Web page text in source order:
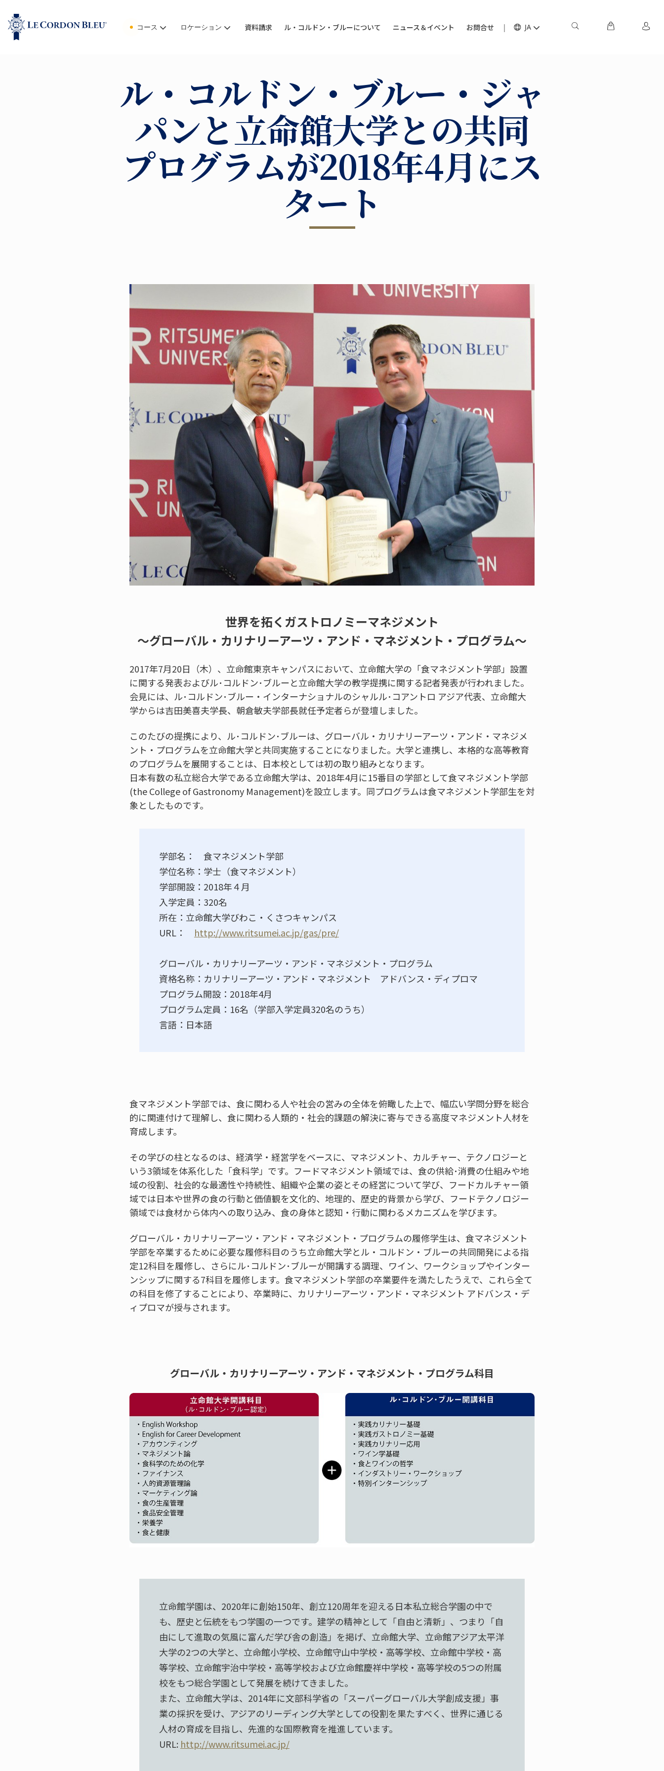
コース ロケーション 資料請求 ル・コルドン・ブルーについて ニュース＆イベント お問合せ JA
ル・コルドン・ブルー・ジャ
パンと立命館大学との共同
プログラムが2018年4月にス
タート
世界を拓くガストロノミーマネジメント
～グローバル・カリナリーアーツ・アンド・マネジメント・プログラム～
2017年7月20日（木）、立命館東京キャンパスにおいて、立命館大学の「食マネジメント学部」設置
に関する発表およびル･コルドン･ブルーと立命館大学の教学提携に関する記者発表が行われました。
会見には、ル･コルドン･ブルー・インターナショナルのシャルル･コアントロ アジア代表、立命館大
学からは吉田美喜夫学長、朝倉敏夫学部長就任予定者らが登壇しました。
このたびの提携により、ル･コルドン･ブルーは、グローバル・カリナリーアーツ・アンド・マネジメ
ント・プログラムを立命館大学と共同実施することになりました。大学と連携し、本格的な高等教育
のプログラムを展開することは、日本校としては初の取り組みとなります。
日本有数の私立総合大学である立命館大学は、2018年4月に15番目の学部として食マネジメント学部
(the College of Gastronomy Management)を設立します。同プログラムは食マネジメント学部生を対
象としたものです。
学部名： 食マネジメント学部
学位名称：学士（食マネジメント）
学部開設：2018年４月
入学定員：320名
所在：立命館大学びわこ・くさつキャンパス
URL： http://www.ritsumei.ac.jp/gas/pre/
グローバル・カリナリーアーツ・アンド・マネジメント・プログラム
資格名称：カリナリーアーツ・アンド・マネジメント アドバンス・ディプロマ
プログラム開設：2018年4月
プログラム定員：16名（学部入学定員320名のうち）
言語：日本語
食マネジメント学部では、食に関わる人や社会の営みの全体を俯瞰した上で、幅広い学問分野を総合
的に関連付けて理解し、食に関わる人類的・社会的課題の解決に寄与できる高度マネジメント人材を
育成します。
その学びの柱となるのは、経済学・経営学をベースに、マネジメント、カルチャー、テクノロジーと
いう3領域を体系化した「食科学」です。フードマネジメント領域では、食の供給･消費の仕組みや地
域の役割、社会的な最適性や持続性、組織や企業の姿とその経営について学び、フードカルチャー領
域では日本や世界の食の行動と価値観を文化的、地理的、歴史的背景から学び、フードテクノロジー
領域では食材から体内への取り込み、食の身体と認知・行動に関わるメカニズムを学びます。
グローバル・カリナリーアーツ・アンド・マネジメント・プログラムの履修学生は、食マネジメント
学部を卒業するために必要な履修科目のうち立命館大学とル・コルドン・ブルーの共同開発による指
定12科目を履修し、さらにル･コルドン･ブルーが開講する調理、ワイン、ワークショップやインター
ンシップに関する7科目を履修します。食マネジメント学部の卒業要件を満たしたうえで、これら全て
の科目を修了することにより、卒業時に、カリナリーアーツ・アンド・マネジメント アドバンス・デ
ィプロマが授与されます。
グローバル・カリナリーアーツ・アンド・マネジメント・プログラム科目
立命館学園は、2020年に創始150年、創立120周年を迎える日本私立総合学園の中で
も、歴史と伝統をもつ学園の一つです。建学の精神として「自由と清新」、つまり「自
由にして進取の気風に富んだ学び舎の創造」を掲げ、立命館大学、立命館アジア太平洋
大学の2つの大学と、立命館小学校、立命館守山中学校・高等学校、立命館中学校・高
等学校、立命館宇治中学校・高等学校および立命館慶祥中学校・高等学校の5つの附属
校をもつ総合学園として発展を続けてきました。
また、立命館大学は、2014年に文部科学省の「スーパーグローバル大学創成支援」事
業の採択を受け、アジアのリーディング大学としての役割を果たすべく、世界に通じる
人材の育成を目指し、先進的な国際教育を推進しています。
URL: http://www.ritsumei.ac.jp/